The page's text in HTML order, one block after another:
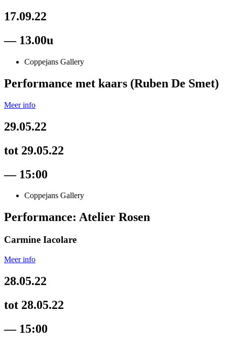
17.09.22
— 13.00u
Coppejans Gallery
Performance met kaars (Ruben De Smet)
Meer info
29.05.22
tot 29.05.22
— 15:00
Coppejans Gallery
Performance: Atelier Rosen
Carmine Iacolare
Meer info
28.05.22
tot 28.05.22
— 15:00